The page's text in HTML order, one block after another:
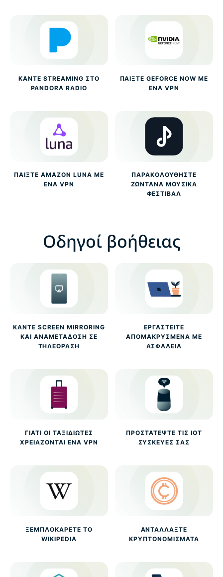
ΚΆΝΤΕ STREAMING ΣΤΟ
PANDORA RADIO
ΠΑΊΞΤΕ GEFORCE NOW ΜΕ
ΈΝΑ VPN
ΠΑΊΞΤΕ AMAZON LUNA ΜΕ
ΈΝΑ VPN
ΠΑΡΑΚΟΛΟΥΘΉΣΤΕ
ΖΩΝΤΑΝΆ ΜΟΥΣΙΚΆ
ΦΕΣΤΙΒΆΛ
Οδηγοί βοήθειας
ΚΆΝΤΕ SCREEN MIRRORING
ΚΑΙ ΑΝΑΜΕΤΆΔΟΣΗ ΣΕ
ΤΗΛΕΌΡΑΣΗ
ΕΡΓΑΣΤΕΊΤΕ
ΑΠΟΜΑΚΡΥΣΜΈΝΑ ΜΕ
ΑΣΦΆΛΕΙΑ
ΓΙΑΤΊ ΟΙ ΤΑΞΙΔΙΏΤΕΣ
ΧΡΕΙΆΖΟΝΤΑΙ ΈΝΑ VPN
ΠΡΟΣΤΑΤΈΨΤΕ ΤΙΣ IOT
ΣΥΣΚΕΥΈΣ ΣΑΣ
ΞΕΜΠΛΟΚΆΡΕΤΕ ΤΟ
WIKIPEDIA
ΑΝΤΑΛΛΆΞΤΕ
ΚΡΥΠΤΟΝΟΜΊΣΜΑΤΑ